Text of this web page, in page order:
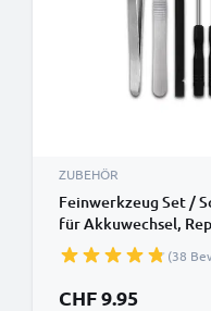
ZUBEHÖR
Feinwerkzeug Set /
für Akkuwechsel,
Tablets und Notebook
Pentalobe
mehr von CELLONIC
(38
CHF 9.95